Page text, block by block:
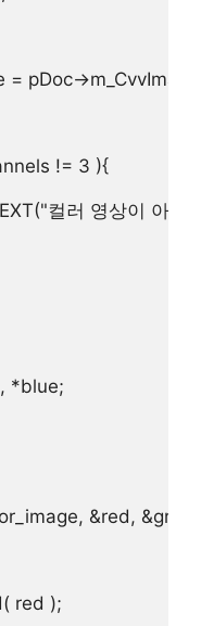
pDoc-
!= 3 ){
컬러 영상이 아닙니
*blue;
&red,
red );